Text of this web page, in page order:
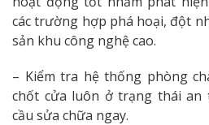
các trường hợp phá hoại, đột
sản khu công nghệ cao.
– Kiểm tra hệ thống phòng
chốt cửa luôn ở trạng thái an
cầu sửa chữa ngay.